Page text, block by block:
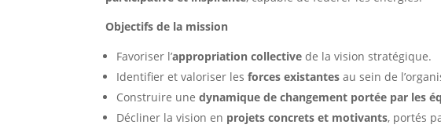
Objectifs de la mission
Favoriser l’appropriation collective de la vision stratégique.
Identifier et valoriser lesforces existantes au sein de
Construire unedynamique de changement portée par les
Décliner la vision en projets concrets et motivants, portés